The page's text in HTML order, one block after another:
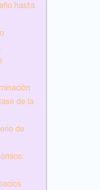
hasta
de la
de